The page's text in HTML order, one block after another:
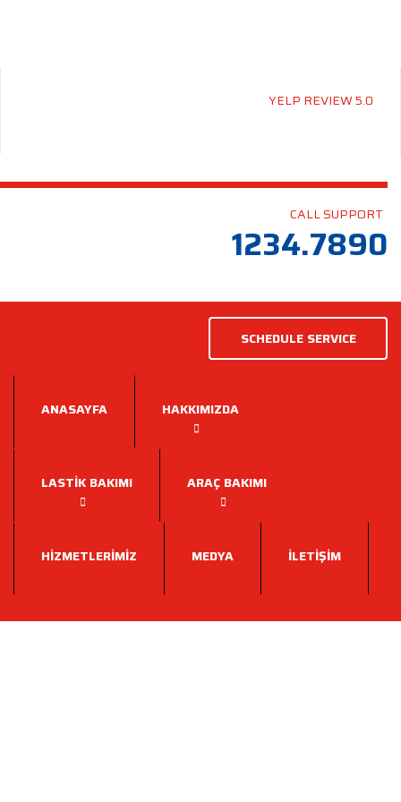
YELP REVIEW 5.0
CALL SUPPORT
1234.7890
SCHEDULE SERVICE
ANASAYFA HAKKIMIZDA
LASTIK BAKIMI ARAÇ BAKIMI
HIZMETLERIMIZ MEDYA İLETIŞIM